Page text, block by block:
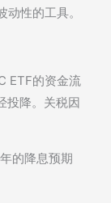
性的工具。
ETF的资金流
投降。关税因
的降息预期